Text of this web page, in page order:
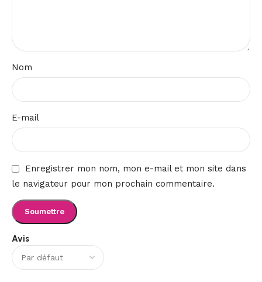
Avis
Nom
E-mail
Enregistrer mon nom, mon e-mail et mon site dans
le navigateur pour mon prochain commentaire.